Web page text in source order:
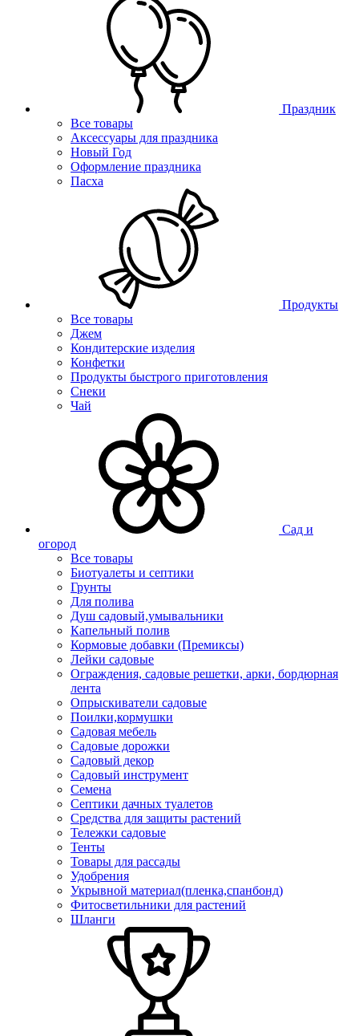
Праздник
Все товары
Аксессуары для праздника
Новый Год
Оформление праздника
Пасха
Продукты
Все товары
Джем
Кондитерские изделия
Конфетки
Продукты быстрого приготовления
Снеки
Чай
Сад и
огород
Все товары
Биотуалеты и септики
Грунты
Для полива
Душ садовый,умывальники
Капельный полив
Кормовые добавки (Премиксы)
Лейки садовые
Ограждения, садовые решетки, арки, бордюрная
лента
Опрыскиватели садовые
Поилки,кормушки
Садовая мебель
Садовые дорожки
Садовый декор
Садовый инструмент
Семена
Септики дачных туалетов
Средства для защиты растений
Тележки садовые
Тенты
Товары для рассады
Удобрения
Укрывной материал(пленка,спанбонд)
Фитосветильники для растений
Шланги